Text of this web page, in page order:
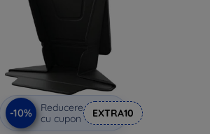
-10%
Reducere
cu cupon
EXTRA10